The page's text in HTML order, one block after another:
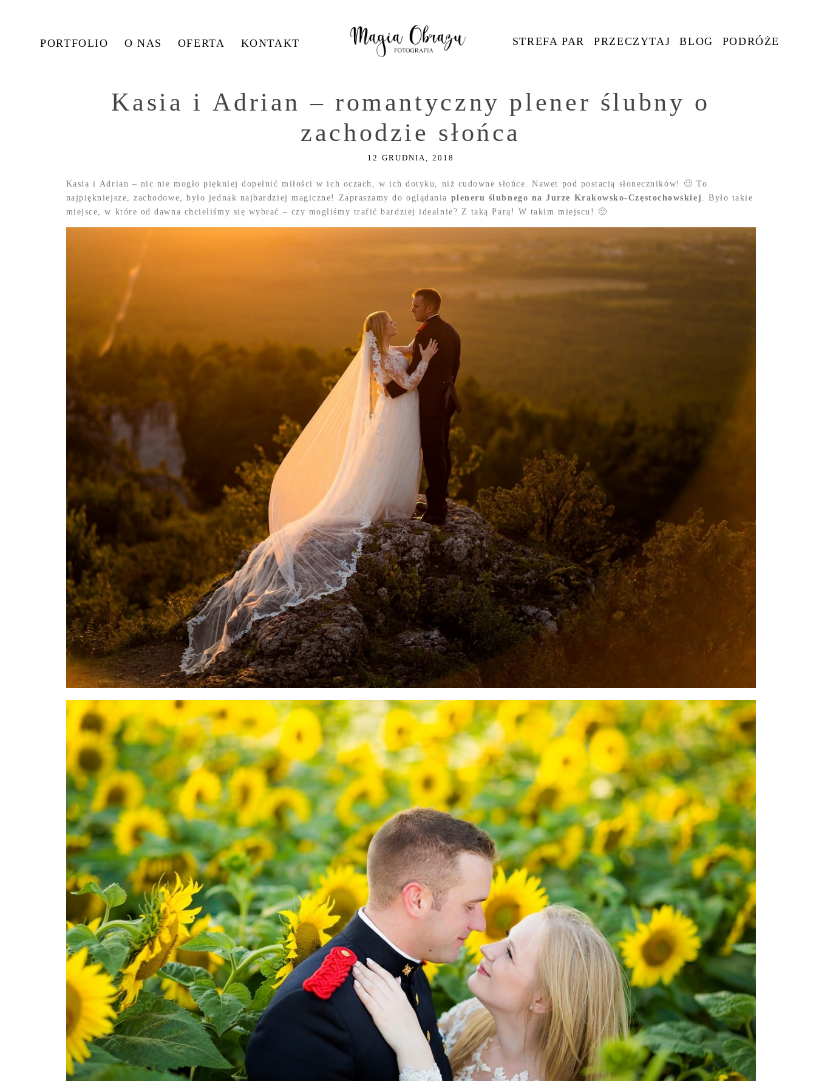
PORTFOLIO O NAS OFERTA KONTAKT STREFA PAR PRZECZYTAJ BLOG PODRÓŻE
Kasia i Adrian – romantyczny plener ślubny o
zachodzie słońca
12 GRUDNIA, 2018
Kasia i Adrian – nic nie mogło piękniej dopełnić miłości w ich oczach, w ich dotyku, niż cudowne słońce. Nawet pod postacią słoneczników! 🙂 To
najpiękniejsze, zachodowe, było jednak najbardziej magiczne! Zapraszamy do oglądania pleneru ślubnego na Jurze Krakowsko-Częstochowskiej . Było takie
miejsce, w które od dawna chcieliśmy się wybrać – czy mogliśmy trafić bardziej idealnie? Z taką Parą! W takim miejscu! 🙂